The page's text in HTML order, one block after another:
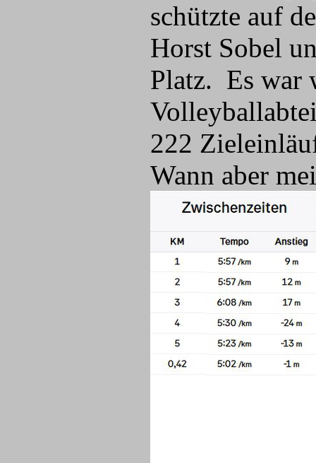
schützte auf
Horst Sobel
Platz. Es war
222
Wann aber